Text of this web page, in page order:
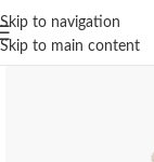
Skip to navigation
Skip to main content